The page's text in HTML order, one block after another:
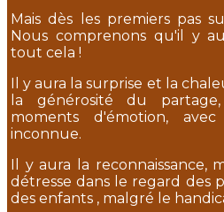
Mais dès les premiers pas
Nous comprenons qu'il y
tout cela !
Il y aura la surprise et la
la générosité du
moments d'émotion,
inconnue.
Il y aura la reconnaissance,
détresse dans le regard des
des enfants , malgré le